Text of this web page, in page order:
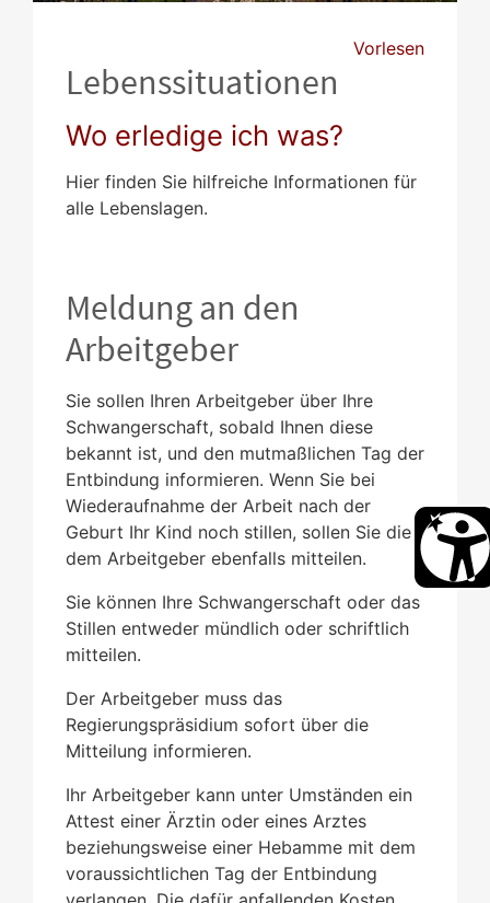
Vorlesen
Lebenssituationen
Wo erledige ich was?
Hier finden Sie hilfreiche Informationen für
alle Lebenslagen.
Meldung an den
Arbeitgeber
Sie sollen Ihren Arbeitgeber über Ihre
Schwangerschaft, sobald Ihnen diese
bekannt ist, und den mutmaßlichen Tag der
Entbindung informieren. Wenn Sie bei
Wiederaufnahme der Arbeit nach der
Geburt Ihr Kind noch stillen, sollen Sie dies
dem Arbeitgeber ebenfalls mitteilen.
Sie können Ihre Schwangerschaft oder das
Stillen entweder mündlich oder schriftlich
mitteilen.
Der Arbeitgeber muss das
Regierungspräsidium sofort über die
Mitteilung informieren.
Ihr Arbeitgeber kann unter Umständen ein
Attest einer Ärztin oder eines Arztes
beziehungsweise einer Hebamme mit dem
voraussichtlichen Tag der Entbindung